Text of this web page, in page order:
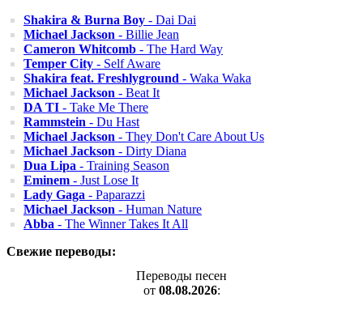
Shakira & Burna Boy - Dai Dai
Michael Jackson - Billie Jean
Cameron Whitcomb - The Hard Way
Temper City - Self Aware
Shakira feat. Freshlyground - Waka Waka
Michael Jackson - Beat It
DA TI - Take Me There
Rammstein - Du Hast
Michael Jackson - They Don't Care About Us
Michael Jackson - Dirty Diana
Dua Lipa - Training Season
Eminem - Just Lose It
Lady Gaga - Paparazzi
Michael Jackson - Human Nature
Abba - The Winner Takes It All
Свежие переводы:
Переводы песен
от 08.08.2026: